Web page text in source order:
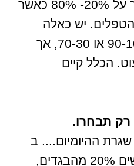
העיקר לטפל. הוא מדבר על 20%- 80% כאשר
יש כאלה
שמדברים על יחס של 90-10 או 70-30, אך
הכלל קיים
רק תבחרו.
ההיומיום.... ב
80% מהזמן אנחנו לובשים 20% מהבגדים,